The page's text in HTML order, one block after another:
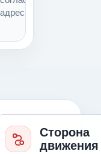
адреса
Сторона
движения